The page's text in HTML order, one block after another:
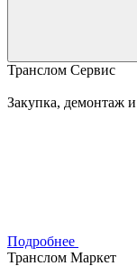
Транслом Сервис
Закупка, демонтаж
Подробнее
Транслом Маркет